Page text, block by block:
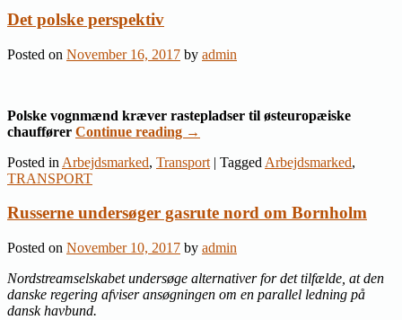
Det polske perspektiv
Posted on November 16, 2017 by admin
Polske vognmænd kræver rastepladser til østeuropæiske
chauffører Continue reading →
Posted in Arbejdsmarked, Transport | Tagged Arbejdsmarked,
TRANSPORT
Russerne undersøger gasrute nord om Bornholm
Posted on November 10, 2017 by admin
Nordstreamselskabet undersøge alternativer for det tilfælde, at den
danske regering afviser ansøgningen om en parallel ledning på
dansk havbund.